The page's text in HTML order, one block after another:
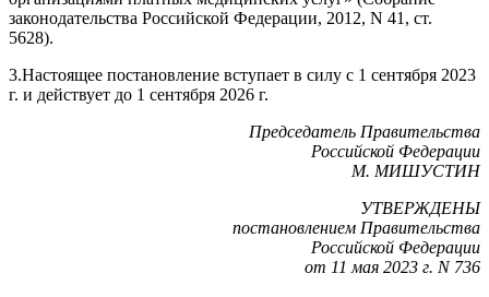
законодательства Российской Федерации, 2012, N 41, ст.
5628).
3.Настоящее постановление вступает в силу с 1 сентября 2023
г. и действует до 1 сентября 2026 г.
Председатель Правительства
Российской Федерации
М. МИШУСТИН
УТВЕРЖДЕНЫ
постановлением Правительства
Российской Федерации
от 11 мая 2023 г. N 736